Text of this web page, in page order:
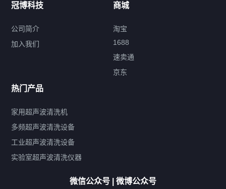
超声波配件
产品标签
鼓泡 升降 抛动
带加热
功率可调
双波脱气
机械旋钮系列
厨具清洗机
超声波振板
冠博科技
公司简介
加入我们
商城
淘宝
1688
速卖通
京东
热门产品
家用超声波清洗机
多频超声波清洗设备
工业超声波清洗设备
实验室超声波清洗仪器
微信公众号 | 微博公众号